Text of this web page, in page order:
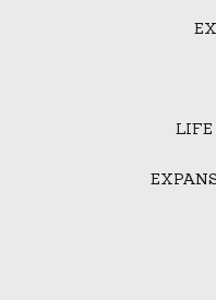
LIFE